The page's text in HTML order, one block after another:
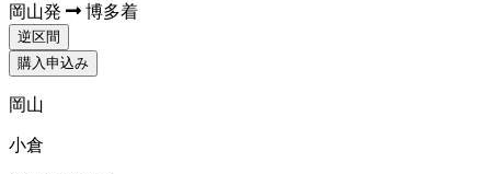
岡山発 博多着
逆区間
購入申込み
岡山
小倉